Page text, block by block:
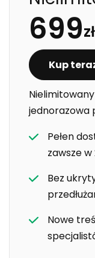
699
Kup
jednorazowa
Pełen
zawsze
Bez
Nowe